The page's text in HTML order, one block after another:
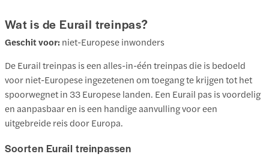
Wat is de Eurail treinpas?
Geschit voor: niet-Europese inwonders
De Eurail treinpas is een alles-in-één treinpas die is bedoeld
voor niet-Europese ingezetenen om toegang te krijgen tot het
spoorwegnet in 33 Europese landen. Een Eurail pas is voordelig
en aanpasbaar en is een handige aanvulling voor een
uitgebreide reis door Europa.
Soorten Eurail treinpassen